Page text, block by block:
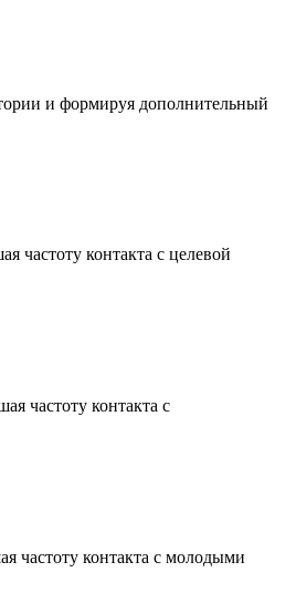
и формируя дополнительный
частоту контакта с целевой
частоту контакта с
частоту контакта с молодыми